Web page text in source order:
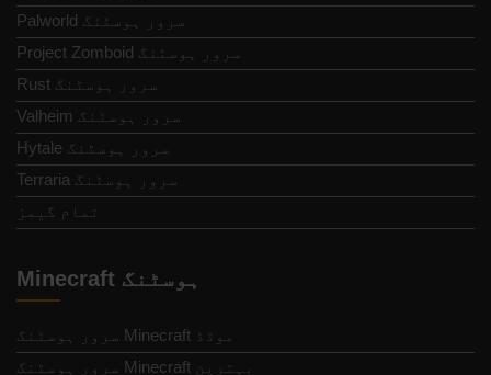
Palworld سرور ہوسٹنگ
Project Zomboid سرور ہوسٹنگ
Rust سرور ہوسٹنگ
Valheim سرور ہوسٹنگ
Hytale سرور ہوسٹنگ
Terraria سرور ہوسٹنگ
تمام گیمز
Minecraft ہوسٹنگ
موڈڈ Minecraft سرور ہوسٹنگ